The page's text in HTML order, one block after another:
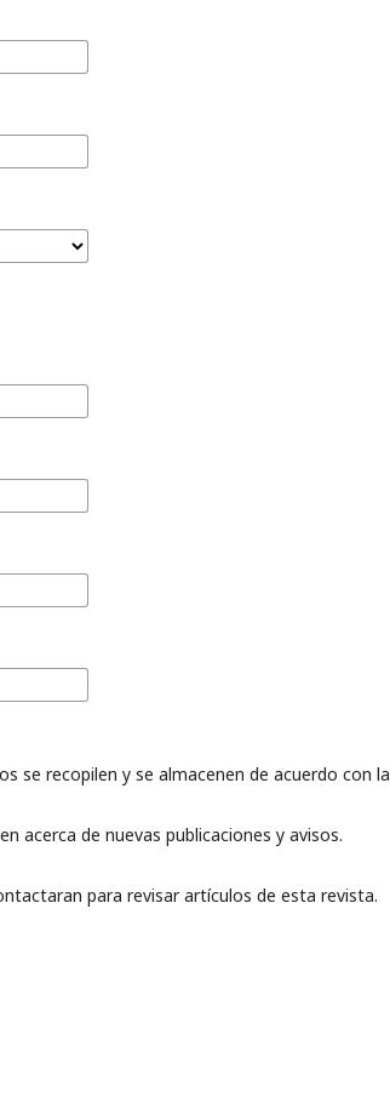
se recopilen y se almacenen de acuerdo con la
acerca de nuevas publicaciones y avisos.
para revisar artículos de esta revista.